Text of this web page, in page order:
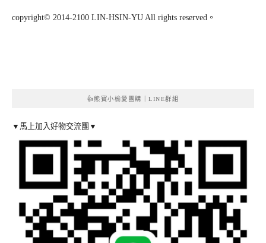
copyright© 2014-2100 LIN-HSIN-YU All rights reserved。
👍熊寶小榆愛團購｜LINE群組
▼馬上加入好物交流團▼